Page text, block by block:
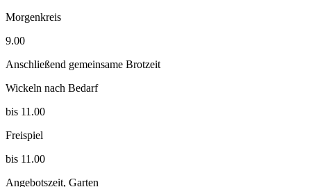
Morgenkreis
9.00
Anschließend gemeinsame Brotzeit
Wickeln nach Bedarf
bis 11.00
Freispiel
bis 11.00
Angebotszeit, Garten